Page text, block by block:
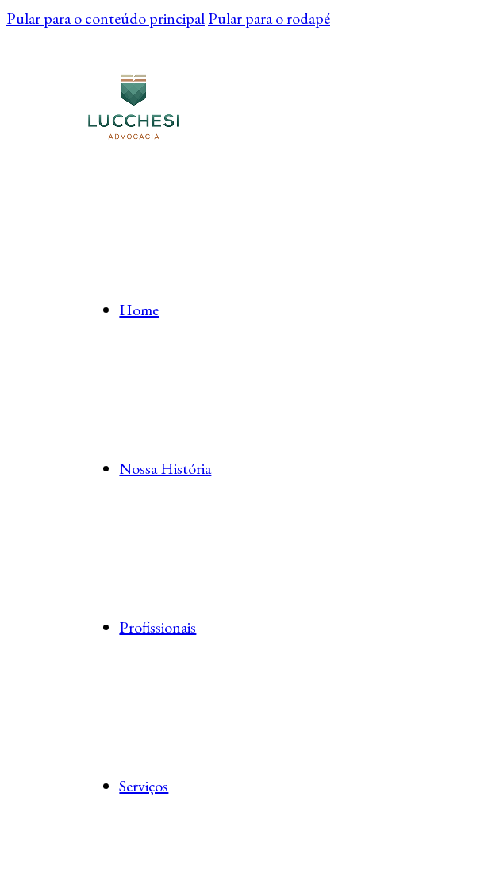
Pular para o conteúdo principalPular para o rodapé
Home
Nossa História
Profissionais
Serviços